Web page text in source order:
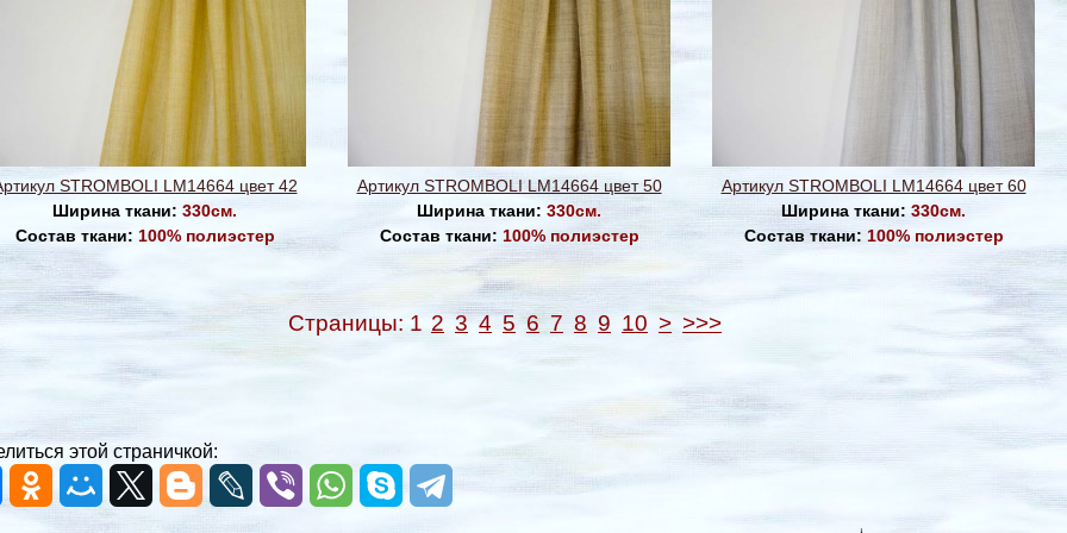
STROMBOLI LM14664 цвет 42
Ширина ткани: 330см.
Состав ткани: 100% полиэстер
Артикул STROMBOLI LM14664 цвет 50
Ширина ткани: 330см.
Состав ткани: 100% полиэстер
Артикул STROMBOLI LM14664 цвет 60
Ширина ткани: 330см.
Состав ткани: 100% полиэстер
Страницы: 1 2 3 4 5 6 7 8 9 10 > >>>
этой страничкой: